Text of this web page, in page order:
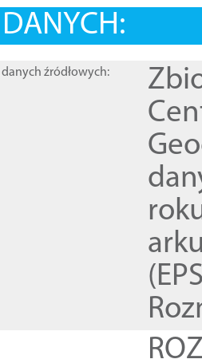
źródłowych: